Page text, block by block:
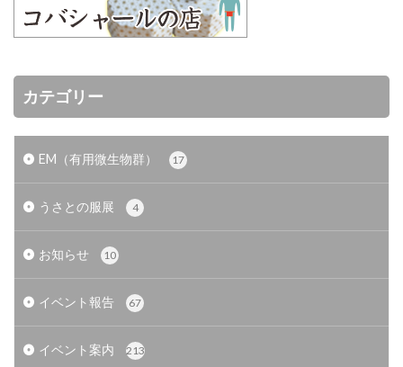
カテゴリー
EM（有用微生物群） 17
うさとの服展 4
お知らせ 10
イベント報告 67
イベント案内 213